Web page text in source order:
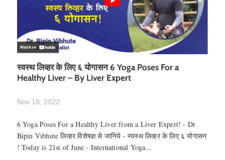
स्वस्थ लिव्हर के लिए ६ योगासन 6 Yoga Poses For a
Healthy Liver – By Liver Expert
Nov 18, 2022
6 Yoga Poses For a Healthy Liver from a Liver Expert! - Dr
Bipin Vibhute लिव्हर विशेषज्ञ से जानिये - स्वस्थ लिव्हर के लिए ६ योगासन
! Today is 21st of June - International Yoga...